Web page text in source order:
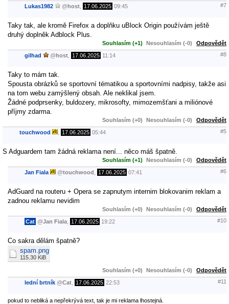
Lukas1982 @ host 17.06.2025 09:45 #7
Taky tak, ale kromě Firefox a doplňku uBlock Origin používám ještě
druhý doplněk Adblock Plus.
Souhlasím (+1) Nesouhlasím (-0) Odpovědět
gilhad @ host 17.06.2025 11:14 #8
Taky to mám tak.
Spousta obrázků se sportovní tématikou a sportovními nadpisy, takže asi
na tom webu zamýšlený obsah. Ale neklikal jsem.
Žádné podprsenky, buldozery, mikrosofty, mimozemšťani a miliónové
příjmy zdarma.
Souhlasím (+0) Nesouhlasím (-0) Odpovědět
touchwood 17.06.2025 05:44 #5
S Adguardem tam žádná reklama není... něco máš špatně.
Souhlasím (+1) Nesouhlasím (-0) Odpovědět
Jan Fiala @touchwood 17.06.2025 07:41 #6
AdGuard na routeru + Opera se zapnutym internim blokovanim reklam a
zadnou reklamu nevidim
Souhlasím (+0) Nesouhlasím (-0) Odpovědět
Cat @Jan Fiala 17.06.2025 19:22 #10
Co sakra dělám špatně?
spam.png
115.30 KiB
Souhlasím (+0) Nesouhlasím (-0) Odpovědět
lední brtník @Cat 17.06.2025 22:53 #11
pokud to nebliká a nepřekrývá text, tak je mi reklama lhostejná.